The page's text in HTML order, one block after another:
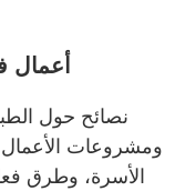
أعمال
نصائح حول
ومشروعات الأعمال
الأسرة، وطرق